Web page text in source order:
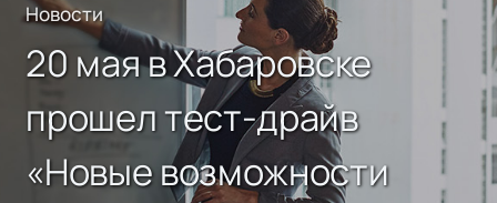
Новости
20 мая в Хабаровске
прошел тест-драйв
«Новые возможности